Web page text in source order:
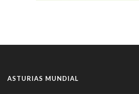
ASTURIAS MUNDIAL